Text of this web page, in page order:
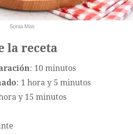
Sonia Mas
la receta
: 10 minutos
: 1 hora y 5 minutos
y 15 minutos